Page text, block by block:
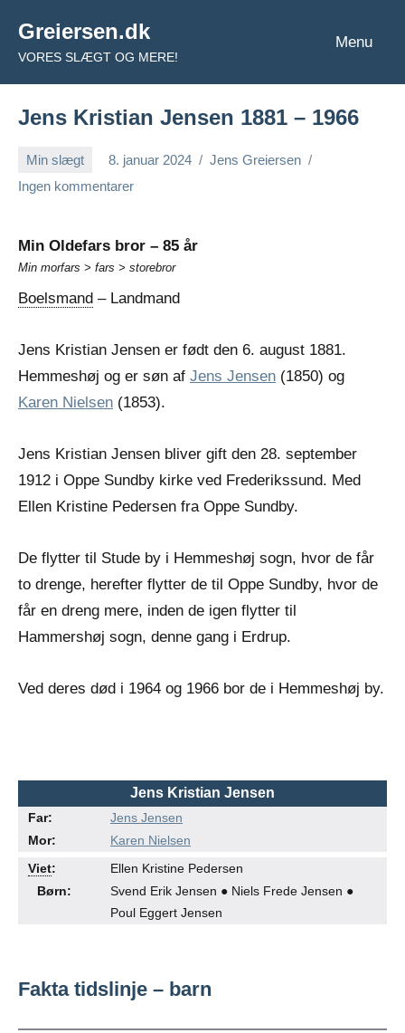
indhold
Greiersen.dk
VORES SLÆGT OG MERE!
Menu
Jens Kristian Jensen 1881 – 1966
Min slægt 8. januar 2024
Jens Greiersen
Ingen kommentarer
Min Oldefars bror – 85 år
Min morfars > fars > storebror
Boelsmand – Landmand
Jens Kristian Jensen er født den 6. august 1881.
Hemmeshøj og er søn af Jens Jensen (1850) og
Karen Nielsen (1853).
Jens Kristian Jensen bliver gift den 28. september
1912 i Oppe Sundby kirke ved Frederikssund. Med
Ellen Kristine Pedersen fra Oppe Sundby.
De flytter til Stude by i Hemmeshøj sogn, hvor de får
to drenge, herefter flytter de til Oppe Sundby, hvor de
får en dreng mere, inden de igen flytter til
Hammershøj sogn, denne gang i Erdrup.
Ved deres død i 1964 og 1966 bor de i Hemmeshøj by.
Jens Kristian Jensen
Far:
Jens Jensen
Mor:
Karen Nielsen
Viet:
Ellen Kristine Pedersen
Børn:
Svend Erik Jensen ● Niels Frede Jensen ●
Poul Eggert Jensen
Fakta tidslinje – barn